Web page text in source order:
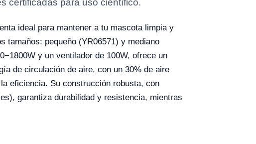
certificadas para uso científico.
ideal para mantener a tu mascota limpia y
tamaños: pequeño (YR06571) y mediano
y un ventilador de 100W, ofrece un
de circulación de aire, con un 30% de aire
eficiencia. Su construcción robusta, con
garantiza durabilidad y resistencia, mientras